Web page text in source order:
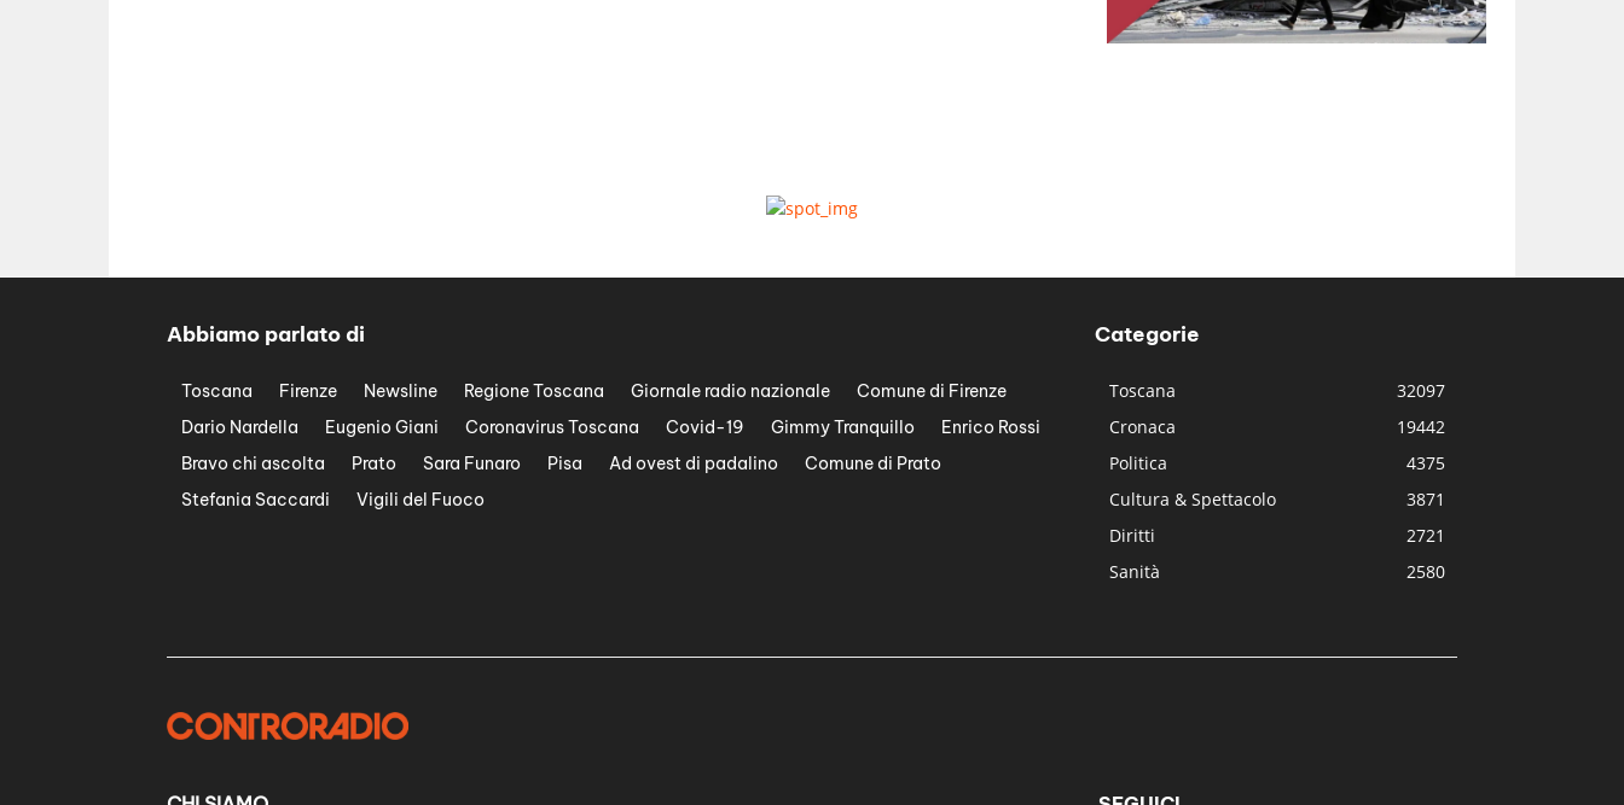
Abbiamo parlato di
Toscana Firenze Newsline Regione Toscana Giornale radio nazionale
Comune di Firenze
Dario Nardella
Eugenio Giani Coronavirus Toscana Covid-19 Gimmy Tranquillo
Enrico Rossi
Bravo chi ascolta
Prato Sara Funaro Pisa Ad ovest di padalino
Comune di Prato
Stefania Saccardi
Vigili del Fuoco
Categorie
Toscana
32097
Cronaca
19442
Politica
4375
Cultura & Spettacolo
3871
Diritti
2721
Sanità
2580